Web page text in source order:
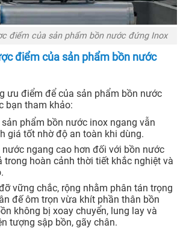
điểm của sản phẩm bồn nước đứng Inox
điểm của sản phẩm bồn nước
ưu điểm để của sản phẩm bồn nước
bạn tham khảo:
phẩm bồn nước inox ngang vẫn
giá tốt nhờ độ an toàn khi dùng.
ngang cao hơn đối với bồn nước
trong hoàn cảnh thời tiết khắc nghiệt và
vững chắc, rộng nhằm phân tán trọng
đế ôm trọn vừa khít phần thân bồn
không bị xoay chuyển, lung lay và
tượng sập bồn, gãy chân.